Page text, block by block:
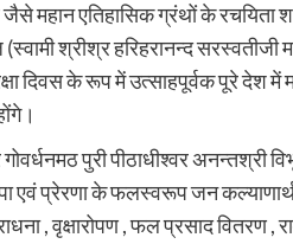
जैसे महान एतिहासिक ग्रंथों के
(स्वामी श्रीश्र हरिहरानन्द
दिवस के रूप में उत्साहपूर्वक पूरे देश
पुरी पीठाधीश्वर अनन्तश्री
एवं प्रेरणा के फलस्वरूप जन कल्याणार्थ
, वृक्षारोपण , फल प्रसाद वितरण ,